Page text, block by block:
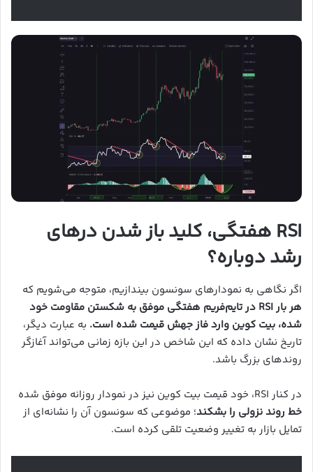
RSI هفتگی، کلید باز شدن درهای
رشد دوباره؟
اگر نگاهی به نمودارهای سونسون بیندازیم، متوجه می‌شویم که
هر بار RSI در تایم‌فریم هفتگی موفق به شکستن مقاومت خود
شده، بیت کوین وارد فاز جهش قیمت شده است. به عبارت دیگر،
تاریخ نشان داده که این شاخص در این بازه زمانی می‌تواند آغازگر
روندهای بزرگ باشد.
در کنار RSI، خود قیمت بیت کوین نیز در نمودار روزانه موفق شده
خط روند نزولی را بشکند؛ موضوعی که سونسون آن را نشانه‌ای از
تمایل بازار به تغییر وضعیت تلقی کرده است.